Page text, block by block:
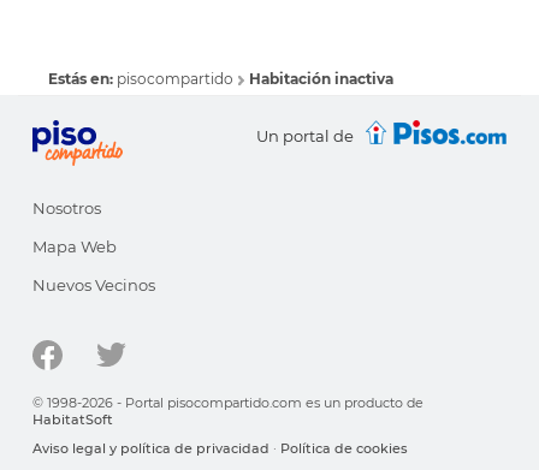
Estás en: pisocompartido Habitación inactiva
Un portal de
Nosotros
Mapa Web
Nuevos Vecinos
© 1998-2026 - Portal pisocompartido.com es un producto de
HabitatSoft
Aviso legal y política de privacidad · Política de cookies